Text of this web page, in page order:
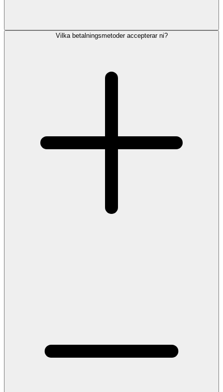
Vilka betalningsmetoder accepterar ni?